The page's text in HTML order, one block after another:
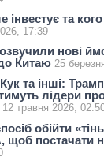
інвестує та
17:39
нові
Китаю 25
та інші:
лідери
12 травня 2026,
обійти
постачати